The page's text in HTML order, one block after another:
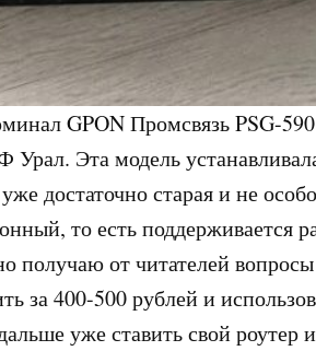
GPON Промсвязь PSG-
Урал. Эта модель
достаточно старая и не
то есть поддерживается
получаю от читателей
за 400-500 рублей и
уже ставить свой роутер